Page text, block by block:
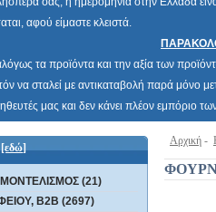
αφού είμαστε κλειστά.
τα προϊόντα και την αξία των
να σταλεί με αντικαταβολή παρά μόνο
μας και δεν κάνει πλέον εμπόριο
[εδώ]
ΜΟΝΤΕΛΙΣΜΟΣ (21)
B2B (2697)
Αρχική -